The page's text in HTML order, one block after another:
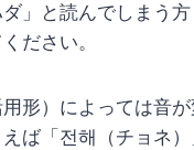
」と読んでしまう
ださい。
形）によっては音
ば「전해（チョネ